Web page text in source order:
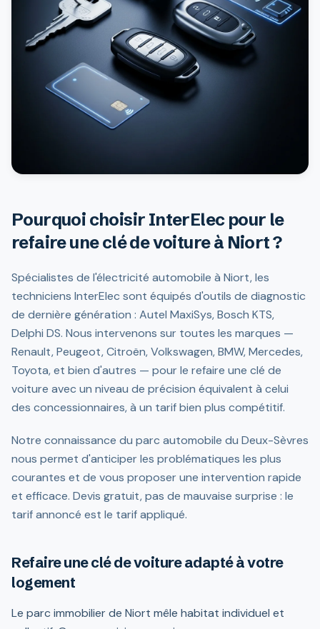
Pourquoi choisir InterElec pour le
refaire une clé de voiture à Niort ?
Spécialistes de l'électricité automobile à Niort, les
techniciens InterElec sont équipés d'outils de diagnostic
de dernière génération : Autel MaxiSys, Bosch KTS,
Delphi DS. Nous intervenons sur toutes les marques —
Renault, Peugeot, Citroën, Volkswagen, BMW, Mercedes,
Toyota, et bien d'autres — pour le refaire une clé de
voiture avec un niveau de précision équivalent à celui
des concessionnaires, à un tarif bien plus compétitif.
Notre connaissance du parc automobile du Deux-Sèvres
nous permet d'anticiper les problématiques les plus
courantes et de vous proposer une intervention rapide
et efficace. Devis gratuit, pas de mauvaise surprise : le
tarif annoncé est le tarif appliqué.
Refaire une clé de voiture adapté à votre
logement
Le parc immobilier de Niort mêle habitat individuel et